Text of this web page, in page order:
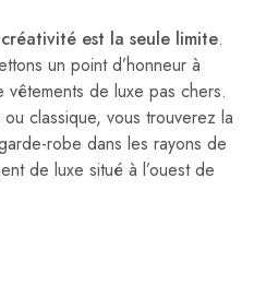
est la seule limite.
un point d’honneur à
de luxe pas chers.
classique, vous trouverez la
robe dans les rayons de
de luxe situé à l’ouest de